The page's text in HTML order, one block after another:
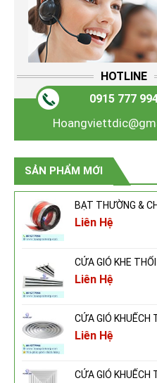
HOTLINE
0915 777
SẢN PHẨM MỚI
BẠT THƯỜNG &
Liên Hệ
CỬA GIÓ KHE
Liên Hệ
CỬA GIÓ KHUẾCH
Liên Hệ
CỬA GIÓ KHUẾCH